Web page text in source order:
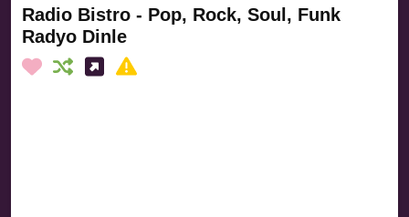
Radio Bistro - Pop, Rock, Soul, Funk
Radyo Dinle